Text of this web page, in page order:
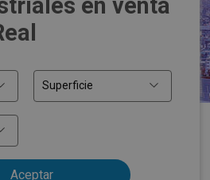
en venta
Superficie